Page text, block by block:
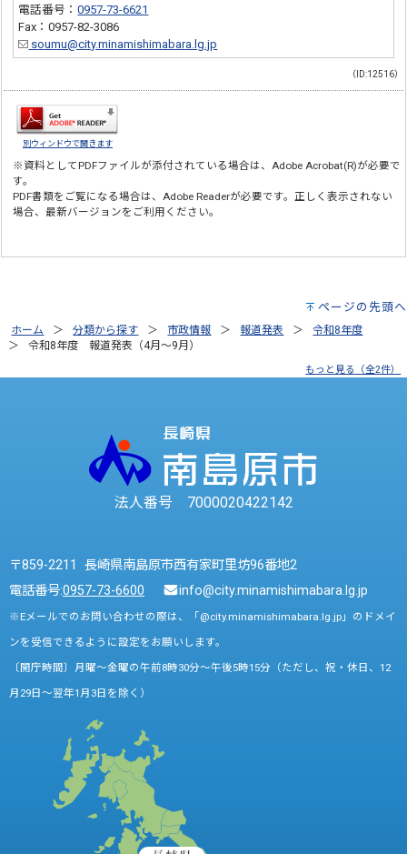
電話番号：0957-73-6621
Fax：0957-82-3086
soumu@city.minamishimabara.lg.jp
（ID:12516）
別ウィンドウで開きます
※資料としてPDFファイルが添付されている場合は、Adobe Acrobat(R)が必要で
す。
PDF書類をご覧になる場合は、Adobe Readerが必要です。正しく表示されない
場合、最新バージョンをご利用ください。
ページの先頭へ
ホーム 分類から探す 市政情報 報道発表
令和8年度
令和8年度 報道発表（4月～9月）
もっと見る（全2件）
法人番号 7000020422142
〒859-2211 長崎県南島原市西有家町里坊96番地2
電話番号:0957-73-6600 info@city.minamishimabara.lg.jp
※Eメールでのお問い合わせの際は、「@city.minamishimabara.lg.jp」のドメイ
ンを受信できるように設定をお願いします。
〔開庁時間〕月曜～金曜の午前8時30分～午後5時15分（ただし、祝・休日、12
月29日～翌年1月3日を除く）